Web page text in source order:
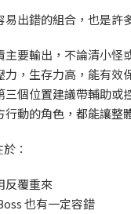
出錯的組合，也是許
要輸出，不論清小怪
力，生存力高，能有效
三個位置建議帶輔助或
行動的角色，都能讓整
：
反覆重來
也有一定容錯